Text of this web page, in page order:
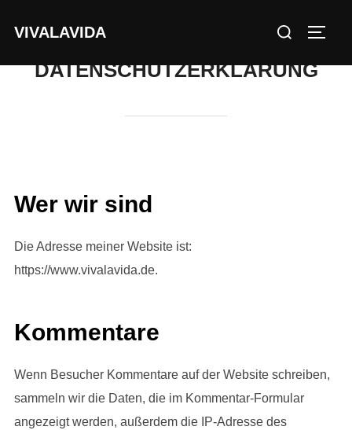
InhaltVIVALAVIDA
Suchen
DATENSCHUTZERKLÄRUNG
Wer wir sind
Die Adresse meiner Website ist:
https://www.vivalavida.de.
Kommentare
Wenn Besucher Kommentare auf der Website schreiben,
sammeln wir die Daten, die im Kommentar-Formular
angezeigt werden, außerdem die IP-Adresse des